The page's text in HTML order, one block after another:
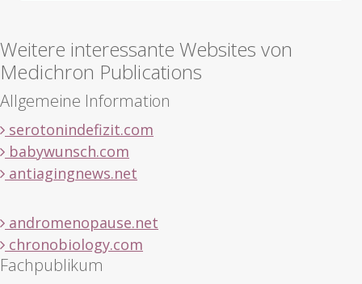
Weitere interessante Websites von
Medichron Publications
Allgemeine Information
serotonindefizit.com
babywunsch.com
antiagingnews.net
andromenopause.net
chronobiology.com
Fachpublikum